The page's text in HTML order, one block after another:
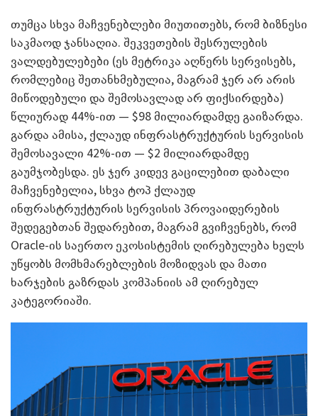
თუმცა სხვა მაჩვენებლები მიუთითებს, რომ ბიზნესი
საკმაოდ ჯანსაღია. შეკვეთების შესრულების
ვალდებულებები (ეს მეტრიკა აღწერს სერვისებს,
რომლებიც შეთანხმებულია, მაგრამ ჯერ არ არის
მიწოდებული და შემოსავლად არ ფიქსირდება)
წლიურად 44%-ით — $98 მილიარდამდე გაიზარდა.
გარდა ამისა, ქლაუდ ინფრასტრუქტურის სერვისის
შემოსავალი 42%-ით — $2 მილიარდამდე
გაუმჯობესდა. ეს ჯერ კიდევ გაცილებით დაბალი
მაჩვენებელია, სხვა ტოპ ქლაუდ
ინფრასტრუქტურის სერვისის პროვაიდერების
შედეგებთან შედარებით, მაგრამ გვიჩვენებს, რომ
Oracle-ის საერთო ეკოსისტემის ღირებულება ხელს
უწყობს მომხმარებლების მოზიდვას და მათი
ხარჯების გაზრდას კომპანიის ამ ღირებულ
კატეგორიაში.